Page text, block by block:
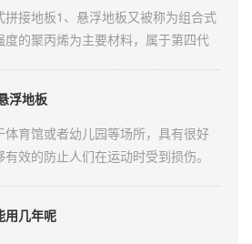
度的聚丙烯为主要材料，属于第四代
层材料。 标准规格为：
，可直接在水泥或沥青面层
助材料粘接，可与同材料之间用独
有效的防止人们在运动时受到损伤。
多少、哪家悬浮地板生产厂家好？
板？悬浮地板是指目前市场上渐趋流
地板。该地板主要采用改性PP（聚